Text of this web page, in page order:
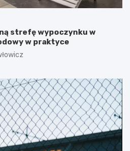
strefę wypoczynku w
w praktyce